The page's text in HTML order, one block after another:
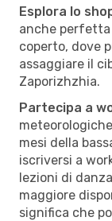
Esplora lo
anche perfetta
coperto, dove
assaggiare il
Zaporizhzhia.
Partecipa a
mesi della
iscriversi a
lezioni di
maggiore
significa che